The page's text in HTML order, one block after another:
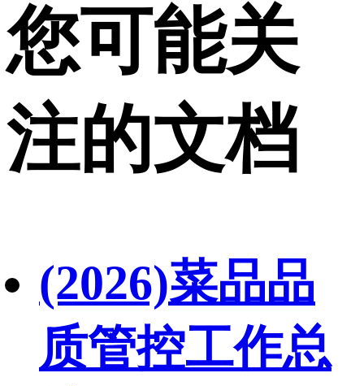
您可能关
注的文档
(2026)菜品品
质管控工作总